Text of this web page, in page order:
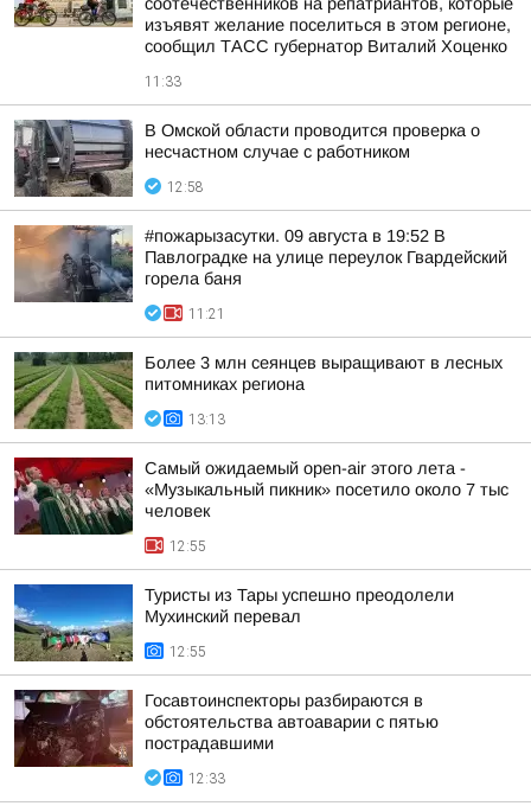
изъявят желание поселиться в этом регионе,
сообщил ТАСС губернатор Виталий Хоценко
11:33
В Омской области проводится проверка о
несчастном случае с работником
12:58
#пожарызасутки. 09 августа в 19:52 В
Павлоградке на улице переулок Гвардейский
горела баня
11:21
Более 3 млн сеянцев выращивают в лесных
питомниках региона
13:13
Самый ожидаемый open-air этого лета -
«Музыкальный пикник» посетило около 7 тыс
человек
12:55
Туристы из Тары успешно преодолели
Мухинский перевал
12:55
Госавтоинспекторы разбираются в
обстоятельства автоаварии с пятью
пострадавшими
12:33